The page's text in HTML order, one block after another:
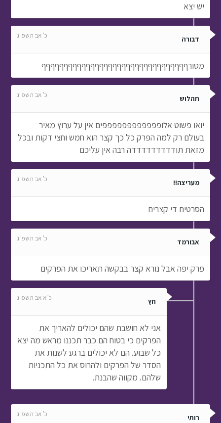
יש יצא
דבורה כ' אב תשפ"ג
מטורףףףףףףףףףףףףףףףףףףףףףףףףףףףףףףףףף
תהלוש כ' אב תשפ"ג
יואו פשוט אלופפפפפפפפפפפפים אין על ערוץ מאיר
בעולם רק למה הפרק כל כך קצר הוא חמש וחצי דקות ובכל
מזאת תודדדדדדדדדה רבה אין עליכם
מעריצה!! כ' אב תשפ"ג
הסרטים די קצרים
אבורמד כ' אב תשפ"ג
פרק יפה אבל נורא קצר בבקשה תאריכו את הפרקים
חץ כ"א אב תשפ"ג
אני לא חושבת שהם יכולים להאריך את
הפרקים כי בטוח הם כבר תכננו מראש מה יצא
כל שבוע. הם לא יכולים ברגע לשנות את
הסדר של הפרקים ולהרוס את כל התכניות
שלהם. מקווה שהבנת.
רותי כ' אב תשפ"ג